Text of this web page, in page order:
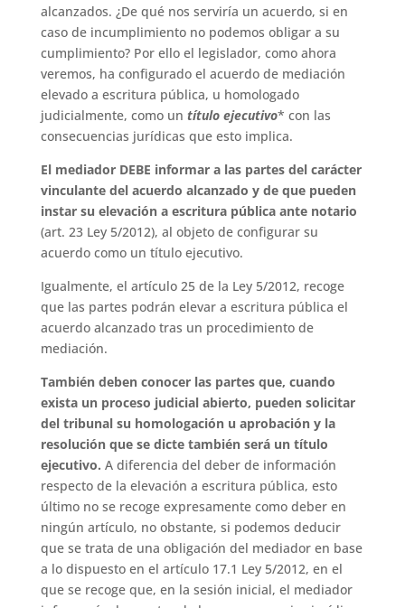
alcanzados. ¿De qué nos serviría un acuerdo, si en
caso de incumplimiento no podemos obligar a su
cumplimiento? Por ello el legislador, como ahora
veremos, ha configurado el acuerdo de mediación
elevado a escritura pública, u homologado
judicialmente, como un título ejecutivo* con las
consecuencias jurídicas que esto implica.
El mediador DEBE informar a las partes del carácter
vinculante del acuerdo alcanzado y de que pueden
instar su elevación a escritura pública ante notario
(art. 23 Ley 5/2012), al objeto de configurar su
acuerdo como un título ejecutivo.
Igualmente, el artículo 25 de la Ley 5/2012, recoge
que las partes podrán elevar a escritura pública el
acuerdo alcanzado tras un procedimiento de
mediación.
También deben conocer las partes que, cuando
exista un proceso judicial abierto, pueden solicitar
del tribunal su homologación u aprobación y la
resolución que se dicte también será un título
ejecutivo. A diferencia del deber de información
respecto de la elevación a escritura pública, esto
último no se recoge expresamente como deber en
ningún artículo, no obstante, si podemos deducir
que se trata de una obligación del mediador en base
a lo dispuesto en el artículo 17.1 Ley 5/2012, en el
que se recoge que, en la sesión inicial, el mediador